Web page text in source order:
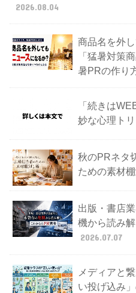
2026.08.04
商品名を外
「猛暑対策
暑PRの作り
「続きは
妙な心理ト
秋のPRネタ
ための素材
出版・書店
機から読み
2026.07.07
メディアと
い投げ込み